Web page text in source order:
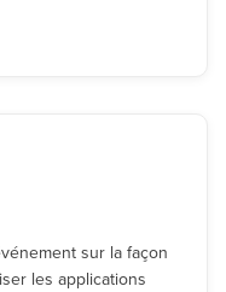
sur la façon
les applications